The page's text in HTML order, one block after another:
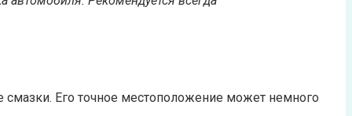
Его точное местоположение может немного